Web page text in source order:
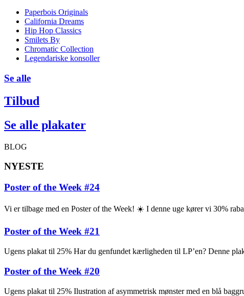
Paperbois Originals
California Dreams
Hip Hop Classics
Smilets By
Chromatic Collection
Legendariske konsoller
Se alle
Tilbud
Se alle plakater
BLOG
NYESTE
Poster of the Week #24
Vi er tilbage med en Poster of the Week! ☀️ I denne uge kører vi 30%
Poster of the Week #21
Ugens plakat til 25% Har du genfundet kærligheden til LP’en? Denne
Poster of the Week #20
Ugens plakat til 25% Ilustration af asymmetrisk mønster med en blå